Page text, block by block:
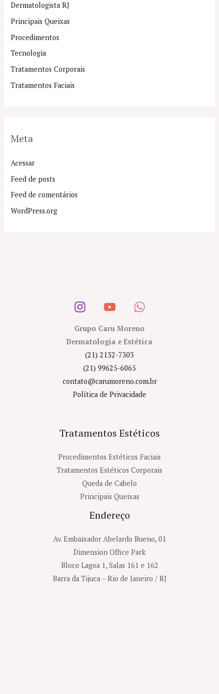
Dermatologista RJ
Principais Queixas
Procedimentos
Tecnologia
Tratamentos Corporais
Tratamentos Faciais
Meta
Acessar
Feed de posts
Feed de comentários
WordPress.org
Grupo Caru Moreno
Dermatologia e Estética
(21) 2132-7303
(21) 99625-6065
contato@carumoreno.com.br
Política de Privacidade
Tratamentos Estéticos
Procedimentos Estéticos Faciais
Tratamentos Estéticos Corporais
Queda de Cabelo
Principais Queixas
Endereço
Av. Embaixador Abelardo Bueno, 01
Dimension Office Park
Bloco Lagoa 1, Salas 161 e 162
Barra da Tijuca – Rio de Janeiro / RJ